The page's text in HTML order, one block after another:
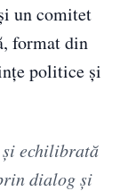
un comitet
format din
politice și
şi echilibrată
dialog şi